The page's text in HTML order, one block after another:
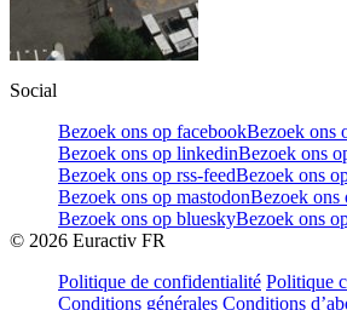
Social
Bezoek ons op facebookBezoek ons
Bezoek ons op linkedinBezoek ons
Bezoek ons op rss-feedBezoek ons
Bezoek ons op mastodonBezoek ons
Bezoek ons op blueskyBezoek ons
© 2026 Euractiv FR
Politique de confidentialité Politique
Conditions générales Conditions